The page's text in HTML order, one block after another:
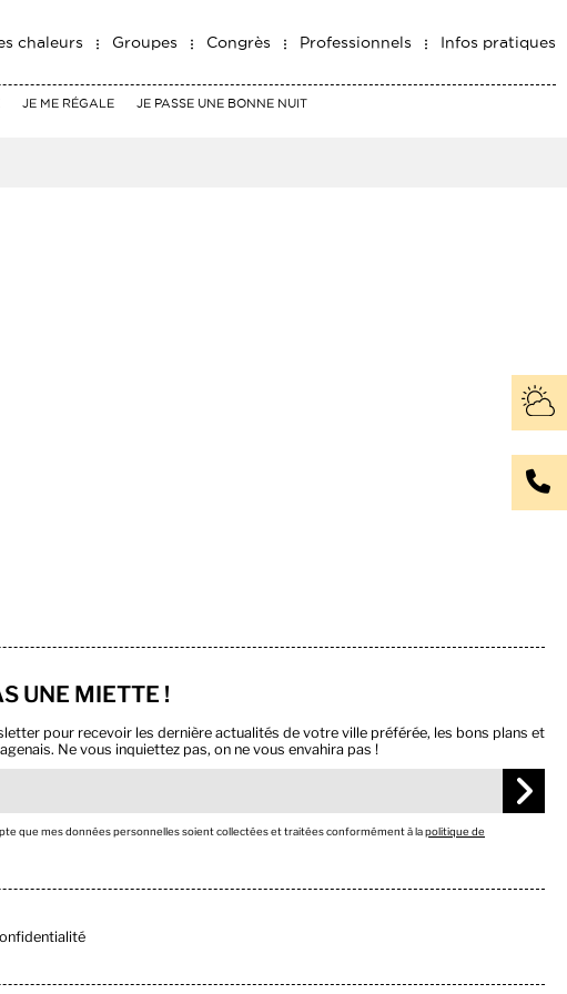
chaleurs Groupes Congrès Professionnels Infos pratiques
JE ME RÉGALE JE PASSE UNE BONNE NUIT
UNE MIETTE !
pour recevoir les dernière actualités de votre ville préférée, les bons plans et
Ne vous inquiettez pas, on ne vous envahira pas !
que mes données personnelles soient collectées et traitées conformément à lapolitique de